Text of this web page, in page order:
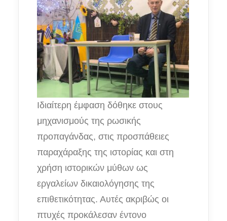
Ιδιαίτερη έμφαση δόθηκε στους
μηχανισμούς της ρωσικής
προπαγάνδας, στις προσπάθειες
παραχάραξης της ιστορίας και στη
χρήση ιστορικών μύθων ως
εργαλείων δικαιολόγησης της
επιθετικότητας. Αυτές ακριβώς οι
πτυχές προκάλεσαν έντονο